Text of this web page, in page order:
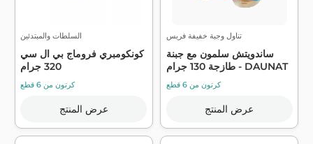
السلطات والمبتدئين
كونكومبري فروماج بي ال سي
320 جرام
كرتون من 6 قطع
عرض المنتج
تناول وجبة خفيفة فريس
ساندويتش سلمون مع جبنة
طازجة 130 جرام - DAUNAT
كرتون من 6 قطع
عرض المنتج